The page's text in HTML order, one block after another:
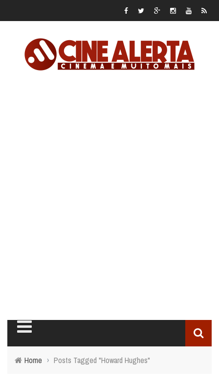
Home › Posts Tagged "Howard Hughes"